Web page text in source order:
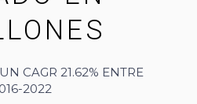
CAGR 21.62% ENTRE
2022